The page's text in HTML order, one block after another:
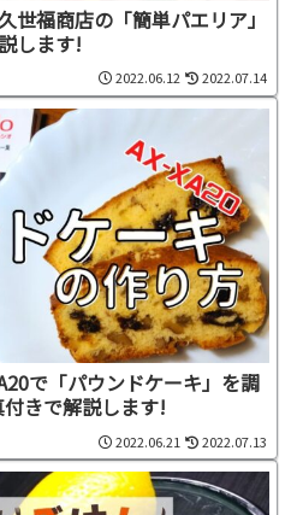
世福商店の「簡単パエリア」
します!
2022.06.12 2022.07.14
で「パウンドケーキ」を調
きで解説します!
2022.06.21 2022.07.13